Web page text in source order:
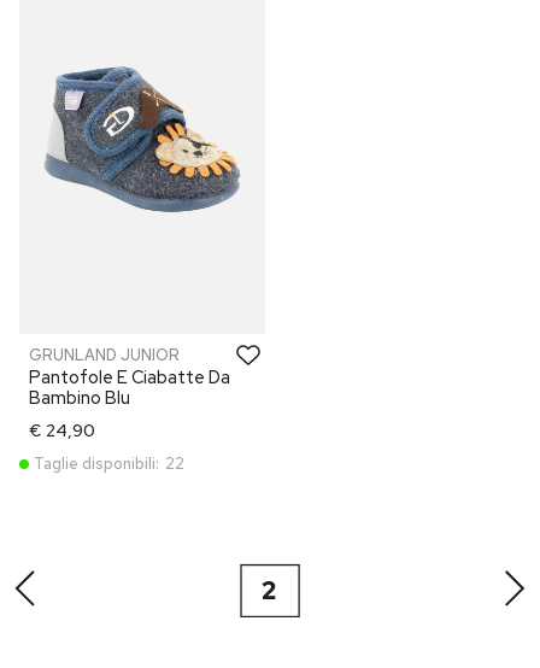
GRUNLAND JUNIOR
Pantofole E Ciabatte Da
Bambino Blu
€ 24,90
Taglie disponibili: 22
2